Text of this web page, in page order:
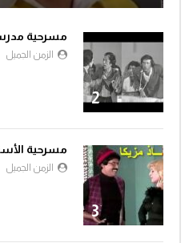
2
مسرحية
الزمن الجميل
3
مسرحية
الزمن الجميل